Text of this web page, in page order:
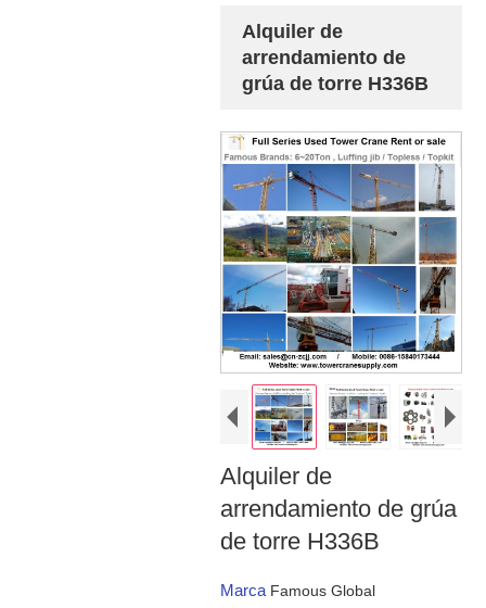
Alquiler de
arrendamiento de
grúa de torre H336B
Alquiler de
arrendamiento de grúa
de torre H336B
MarcaFamous Global